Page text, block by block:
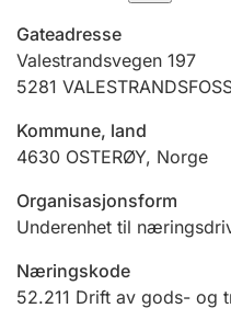
Jeger
Betaling og
Ektepaktrettleiaren
Gateadresse
Valestrandsvegen 197
5281
Kommune, land
4630 OSTERØY, Norge
Organisasjonsform
Underenhet til
Næringskode
52.211 Drift av gods- og